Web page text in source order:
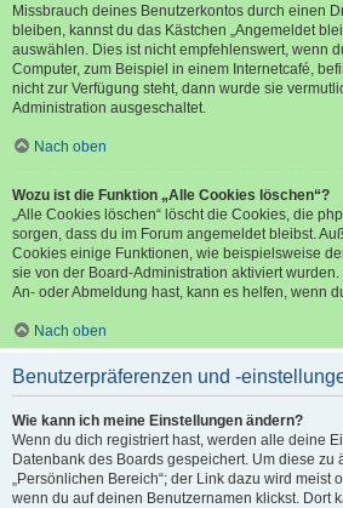
Missbrauch deines Benutzerkontos durch einen
bleiben, kannst du das Kästchen „Angemeldet
auswählen. Dies ist nicht empfehlenswert, wenn
Computer, zum Beispiel in einem Internetcafé,
nicht zur Verfügung steht, dann wurde sie
Administration ausgeschaltet.
Nach oben
Wozu ist die Funktion „Alle Cookies löschen“?
„Alle Cookies löschen“ löscht die Cookies, die
sorgen, dass du im Forum angemeldet bleibst.
Cookies einige Funktionen, wie beispielsweise
sie von der Board-Administration aktiviert
An- oder Abmeldung hast, kann es helfen, wenn
Nach oben
Benutzerpräferenzen und -
Wie kann ich meine Einstellungen ändern?
Wenn du dich registriert hast, werden alle deine
Datenbank des Boards gespeichert. Um diese zu
„Persönlichen Bereich“; der Link dazu wird meist
wenn du auf deinen Benutzernamen klickst. Dort